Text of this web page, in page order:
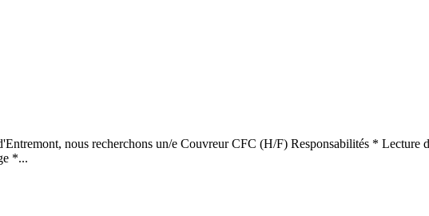
nous recherchons un/e Couvreur CFC (H/F) Responsabilités * Lecture
*...